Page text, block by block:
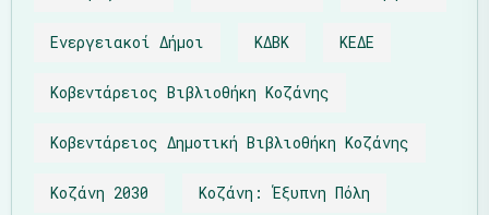
Ενεργειακοί Δήμοι ΚΔΒΚ ΚΕΔΕ
Κοβεντάρειος Βιβλιοθήκη Κοζάνης
Κοβεντάρειος Δημοτική Βιβλιοθήκη Κοζάνης
Κοζάνη 2030 Κοζάνη: Έξυπνη Πόλη